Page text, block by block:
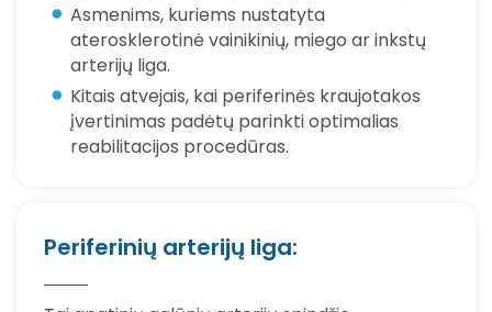
Asmenims, kuriems nustatyta
aterosklerotinė vainikinių, miego ar inkstų
arterijų liga.
Kitais atvejais, kai periferinės kraujotakos
įvertinimas padėtų parinkti optimalias
reabilitacijos procedūras.
Periferinių arterijų liga: